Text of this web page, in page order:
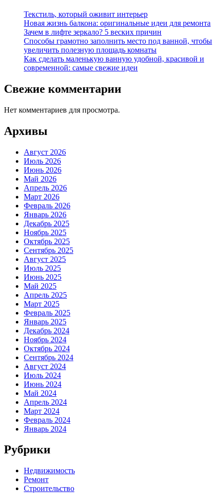
Текстиль, который оживит интерьер
Новая жизнь балкона: оригинальные идеи для ремонта
Зачем в лифте зеркало? 5 веских причин
Способы грамотно заполнить место под ванной, чтобы
увеличить полезную площадь комнаты
Как сделать маленькую ванную удобной, красивой и
современной: самые свежие идеи
Свежие комментарии
Нет комментариев для просмотра.
Архивы
Август 2026
Июль 2026
Июнь 2026
Май 2026
Апрель 2026
Март 2026
Февраль 2026
Январь 2026
Декабрь 2025
Ноябрь 2025
Октябрь 2025
Сентябрь 2025
Август 2025
Июль 2025
Июнь 2025
Май 2025
Апрель 2025
Март 2025
Февраль 2025
Январь 2025
Декабрь 2024
Ноябрь 2024
Октябрь 2024
Сентябрь 2024
Август 2024
Июль 2024
Июнь 2024
Май 2024
Апрель 2024
Март 2024
Февраль 2024
Январь 2024
Рубрики
Недвижимость
Ремонт
Строительство